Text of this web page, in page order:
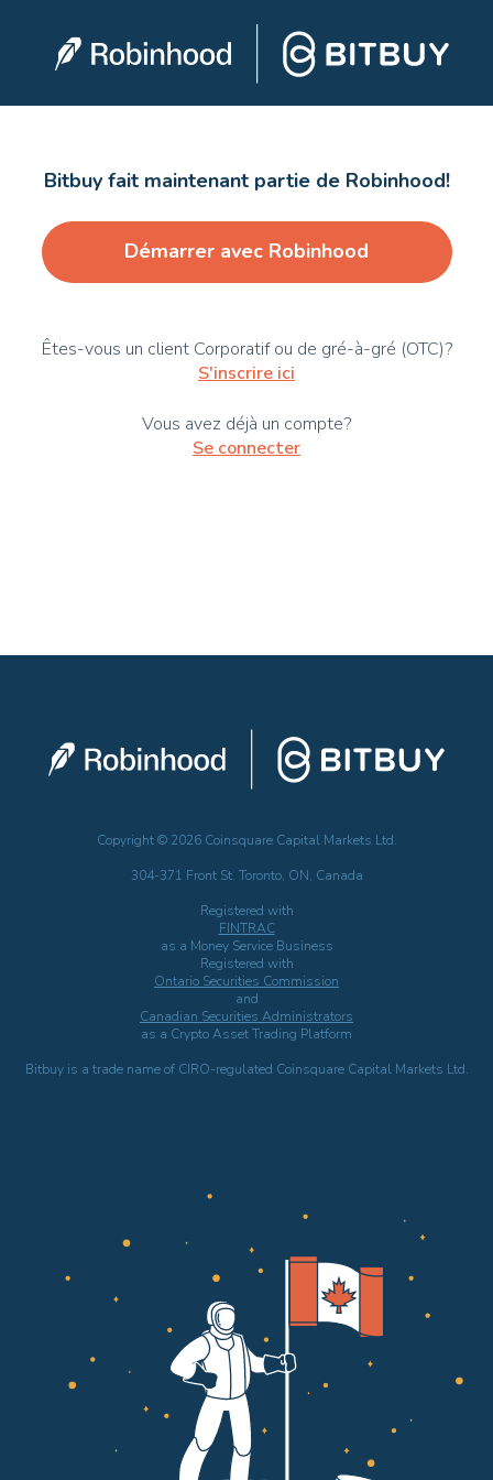
Bitbuy fait maintenant partie de Robinhood!
Démarrer avec Robinhood
Êtes-vous un client Corporatif ou de gré-à-gré (OTC)?
S'inscrire ici
Vous avez déjà un compte?
Se connecter
Copyright © 2026 Coinsquare Capital Markets Ltd.
304-371 Front St. Toronto, ON, Canada
Registered with
FINTRAC
as a Money Service Business
Registered with
Ontario Securities Commission
and
Canadian Securities Administrators
as a Crypto Asset Trading Platform
Bitbuy is a trade name of CIRO-regulated Coinsquare Capital Markets Ltd.